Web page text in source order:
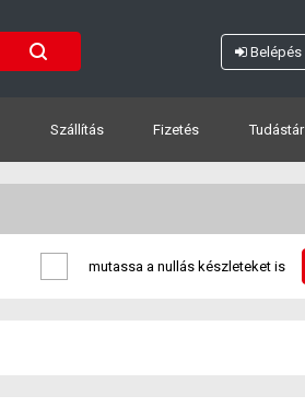
Belépés
Szállítás Fizetés Tudástár
mutassa a nullás készleteket is